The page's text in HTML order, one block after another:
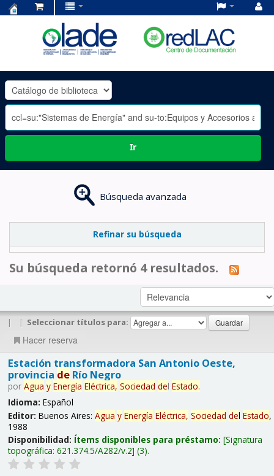
OLADE
-
Ir
Búsqueda avanzada
Refinar su búsqueda
Su búsqueda retornó 4 resultados.
| | Seleccionar títulos para:
Hacer reserva
Estación transformadora San Antonio Oeste,
provincia deRío Negro
por Agua y Energía Eléctrica, Sociedad del Estado.
Idioma: Español
Editor: Buenos Aires: Agua y Energía Eléctrica, Sociedad del Estado,
1988
Disponibilidad: Ítems disponibles para préstamo: Signatura
topográfica: 621.374.5/A282/v.2 (3).